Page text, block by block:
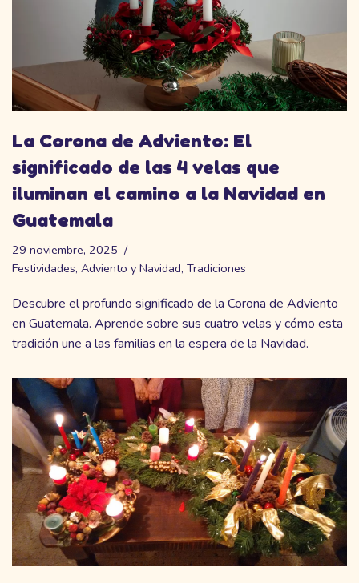
La Corona de Adviento: El
significado de las 4 velas que
iluminan el camino a la Navidad en
Guatemala
29 noviembre, 2025
Festividades, Adviento y Navidad, Tradiciones
Descubre el profundo significado de la Corona de Adviento
en Guatemala. Aprende sobre sus cuatro velas y cómo esta
tradición une a las familias en la espera de la Navidad.